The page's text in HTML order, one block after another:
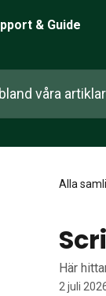
artiklar …
Alla
Här
2 juli